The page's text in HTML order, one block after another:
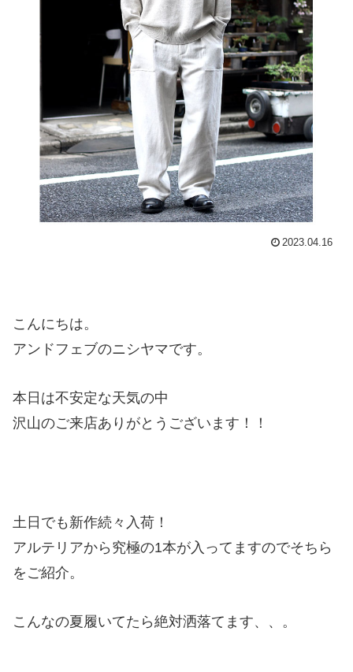
2023.04.16
こんにちは。
アンドフェブのニシヤマです。
本日は不安定な天気の中
沢山のご来店ありがとうございます！！
土日でも新作続々入荷！
アルテリアから究極の1本が入ってますのでそちら
をご紹介。
こんなの夏履いてたら絶対洒落てます、、。